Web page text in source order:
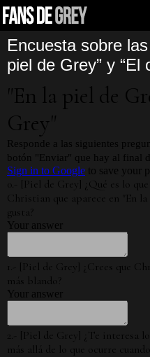
Encuesta sobre
piel de Grey” y “El